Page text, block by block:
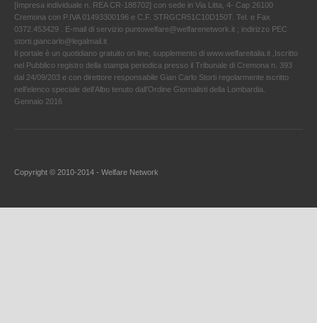
[Impresa individuale n. REA CR-188702] con sede in Via Litta, 4- Cap 26100
Cremona con P.IVA 01493300196 e C.F. STRGCR51C10D150T. Tel. e Fax
0372.453429 . E-mail di servizio puntowelfare@welfarenetwork.it ; indirizzo PEC
storti.giancarlo@legalmail.it
Il portale è un quotidiano gratuito on line, supplemento di www.welfareitalia.it ,Iscritto
nel Pubblico registro della stampa periodica presso il Tribunale di Cremona n. 393
dal 24/09/203 e con direttore responsabile Gian Carlo Storti regolarmente iscritto
nell’elenco speciale dell’Albo tenuto dall’Ordine Giornalisti della Lombardia.
Gennaio 2016
Copyright © 2010-2014 - Welfare Network